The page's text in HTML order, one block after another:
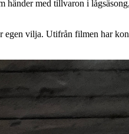
med tillvaron i
egen vilja. Utifrån filmen har